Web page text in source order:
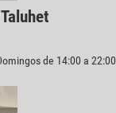
de 14:00 a 22:00